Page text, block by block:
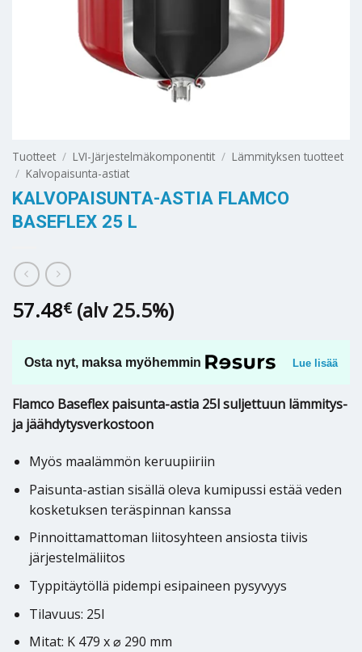
Tuotteet / LVI-Järjestelmäkomponentit / Lämmityksen tuotteet
/ Kalvopaisunta-astiat
KALVOPAISUNTA-ASTIA FLAMCO
BASEFLEX 25 L
57.48€ (alv 25.5%)
Osta nyt, maksa myöhemmin Lue lisää
Flamco Baseflex paisunta-astia 25l suljettuun lämmitys-
ja jäähdytysverkostoon
Myös maalämmön keruupiiriin
Paisunta-astian sisällä oleva kumipussi estää veden
kosketuksen teräspinnan kanssa
Pinnoittamattoman liitosyhteen ansiosta tiivis
järjestelmäliitos
Typpitäytöllä pidempi esipaineen pysyvyys
Tilavuus: 25l
Mitat: K 479 x ⌀ 290 mm